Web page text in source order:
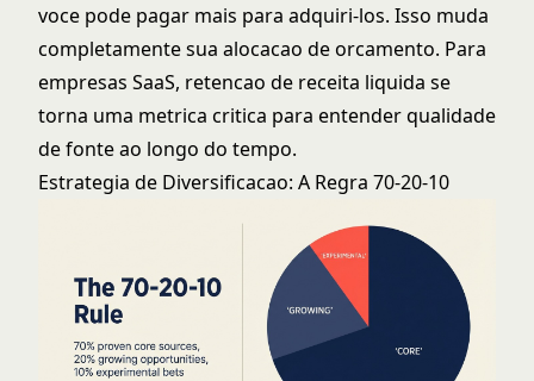
voce pode pagar mais para adquiri-los. Isso muda
completamente sua alocacao de orcamento. Para
empresas SaaS, retencao de receita liquida se
torna uma metrica critica para entender qualidade
de fonte ao longo do tempo.
Estrategia de Diversificacao: A Regra 70-20-10